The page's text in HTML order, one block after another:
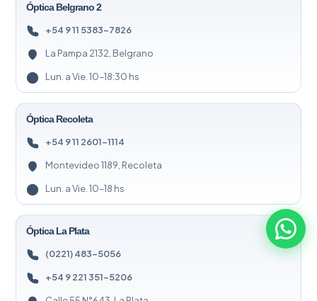
Óptica Belgrano 2
+54 9 11 5383-7826
La Pampa 2132, Belgrano
Lun. a Vie. 10–18:30 hs
Óptica Recoleta
+54 9 11 2601-1114
Montevideo 1189, Recoleta
Lun. a Vie. 10–18 hs
Óptica La Plata
(0221) 483-5056
+54 9 221 351-5206